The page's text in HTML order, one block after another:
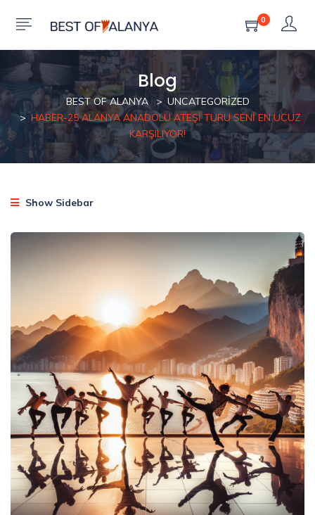
0
Blog
BEST OF ALANYA
UNCATEGORIZED
HABER-25 ALANYA ANADOLU ATEŞI TURU SENI EN UCUZ
KARŞILIYOR!
Show Sidebar